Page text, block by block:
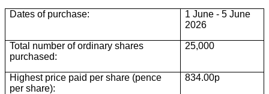
Dates of purchase:
1 June - 5 June
2026
Total number of ordinary shares
purchased:
25,000
Highest price paid per share (pence
per share):
834.00p